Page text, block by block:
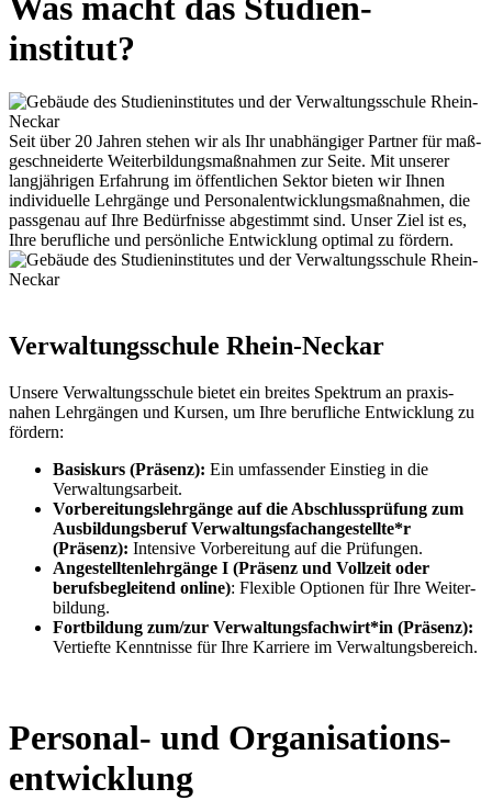
institut?
Seit über 20 Jahren stehen wir als Ihr unabhängiger Partner für maß­
geschneiderte Weiterbildung­smaßnahmen zur Seite. Mit unserer
lang­jährigen Erfahrung im öffent­lichen Sektor bieten wir Ihnen
individuelle Lehrgänge und Personal­entwicklungs­maßnahmen, die
pass­genau auf Ihre Bedürf­nisse abgestimmt sind. Unser Ziel ist es,
Ihre beruf­liche und persönliche Entwicklung optimal zu fördern.
Verwaltungs­schule Rhein-Neckar
Unsere Verwaltungs­schule bietet ein breites Spektrum an praxis­
nahen Lehr­gängen und Kursen, um Ihre beruf­liche Entwicklung zu
fördern:
Basiskurs (Präsenz): Ein umfassender Einstieg in die
Verwaltungs­arbeit.
Vorbereitungs­lehrgänge auf die Abschluss­prüfung zum
Ausbildungs­beruf Verwaltungs­fach­angestellte*r
(Präsenz): Intensive Vorbereitung auf die Prüfungen.
Angestellten­lehrgänge I (Präsenz und Vollzeit oder
berufs­begleitend online): Flexible Optionen für Ihre Weiter­
bildung.
Fortbildung zum/zur Verwaltungs­fachwirt*in (Präsenz):
Vertiefte Kenntnisse für Ihre Karriere im Verwaltungs­bereich.
Personal- und Organisations­
entwicklung